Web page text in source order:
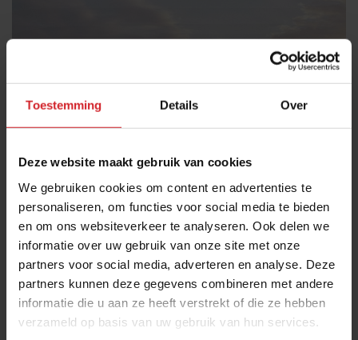
Toestemming Details Over
Deze website maakt gebruik van cookies
We gebruiken cookies om content en advertenties te
personaliseren, om functies voor social media te bieden
en om ons websiteverkeer te analyseren. Ook delen we
informatie over uw gebruik van onze site met onze
partners voor social media, adverteren en analyse. Deze
partners kunnen deze gegevens combineren met andere
informatie die u aan ze heeft verstrekt of die ze hebben
verzameld op basis van uw gebruik van hun services.
Een dag uit het leven van de paardenvissers uit
Koksijde
Food Inspiration reportage: het eeuwenoude vak van
6 december 2021| 4 min
Producenten Food